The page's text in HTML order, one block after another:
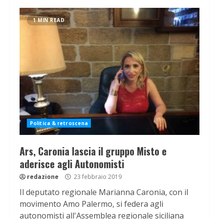
1 MIN READ
Politica & retroscena
Ars, Caronia lascia il gruppo Misto e
aderisce agli Autonomisti
redazione 23 febbraio 2019
Il deputato regionale Marianna Caronia, con il
movimento Amo Palermo, si federa agli
autonomisti all'Assemblea regionale siciliana